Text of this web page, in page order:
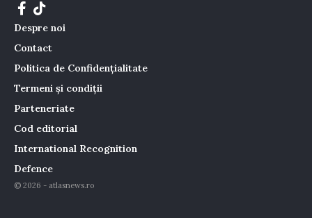
Despre noi
Contact
Politica de Confidențialitate
Termeni și condiții
Parteneriate
Cod editorial
International Recognition
Defence
© 2026 - atlasnews.ro